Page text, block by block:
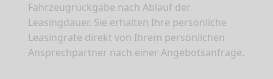
Fahrzeugrückgabe nach Ablauf der
Leasingdauer. Sie erhalten Ihre persönliche
Leasingrate direkt von Ihrem persönlichen
Ansprechpartner nach einer Angebotsanfrage.